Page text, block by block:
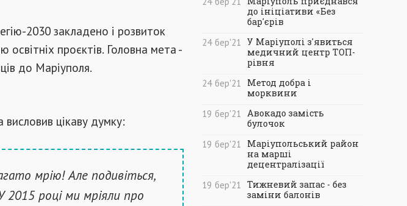
2030 закладено і розвиток
освітніх проєктів. Головна мета -
до Маріуполя.
висловив цікаву думку:
мрію! Але подивіться,
році ми мріяли про
до ініціативи «Без
бар'єрів
24 бер'21 У Маріуполі з'явиться
медичний центр ТОП-
рівня
24 бер'21
Метод добра і
морквини
19 бер'21 Авокадо замість
булочок
19 бер'21
Маріупольський район
на марші
децентралізації
19 бер'21 Тижневий запас - без
заміни балонів